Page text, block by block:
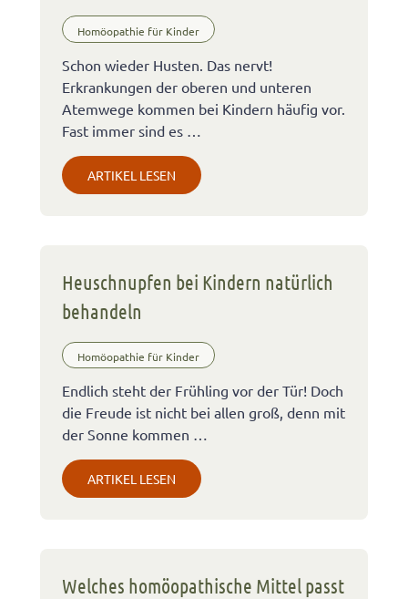
Homöopathie für Kinder
Schon wieder Husten. Das nervt!
Erkrankungen der oberen und unteren
Atemwege kommen bei Kindern häufig vor.
Fast immer sind es …
ARTIKEL LESEN
Heuschnupfen bei Kindern natürlich
behandeln
Homöopathie für Kinder
Endlich steht der Frühling vor der Tür! Doch
die Freude ist nicht bei allen groß, denn mit
der Sonne kommen …
ARTIKEL LESEN
Welches homöopathische Mittel passt